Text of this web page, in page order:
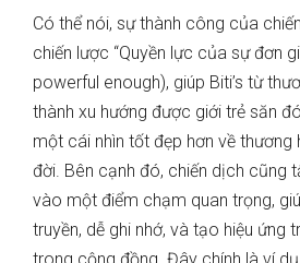
Có thể nói, sự thành công của
chiến lược “Quyền lực của sự đơn
powerful enough), giúp Biti’s từ
thành xu hướng được giới trẻ săn
một cái nhìn tốt đẹp hơn về thương
đời. Bên cạnh đó, chiến dịch cũng
vào một điểm chạm quan trọng,
truyền, dễ ghi nhớ, và tạo hiệu ứng